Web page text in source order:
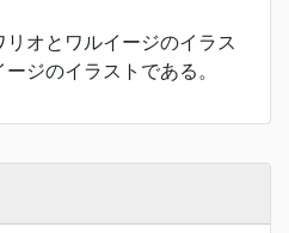
オとワルイージのイラス
ジのイラストである。